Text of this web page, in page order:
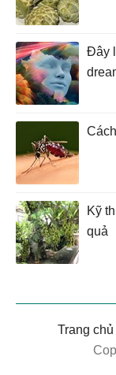
Đây
Kỹ
quả
Trang chủ